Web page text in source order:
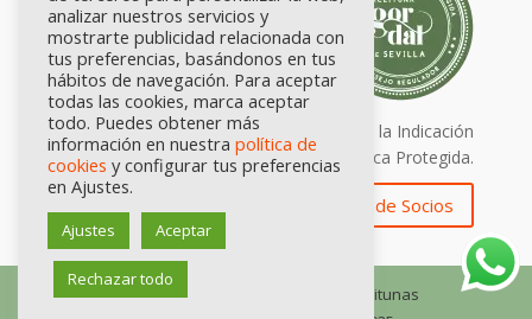
Calidad certificada por Origen. Sellos de la Indicación
Geográfica Protegida.
Zona de Socios
© Consejo Regulador de las IGP Aceitunas
analizar nuestros servicios y
mostrarte publicidad relacionada con
tus preferencias, basándonos en tus
hábitos de navegación. Para aceptar
todas las cookies, marca aceptar
todo. Puedes obtener más
información en nuestra política de
cookies y configurar tus preferencias
en Ajustes.
Ajustes Aceptar
Rechazar todo